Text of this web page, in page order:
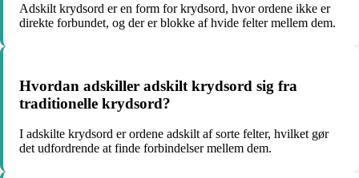
Adskilt krydsord er en form for krydsord, hvor ordene ikke er
direkte forbundet, og der er blokke af hvide felter mellem dem.
Hvordan adskiller adskilt krydsord sig fra
traditionelle krydsord?
I adskilte krydsord er ordene adskilt af sorte felter, hvilket gør
det udfordrende at finde forbindelser mellem dem.